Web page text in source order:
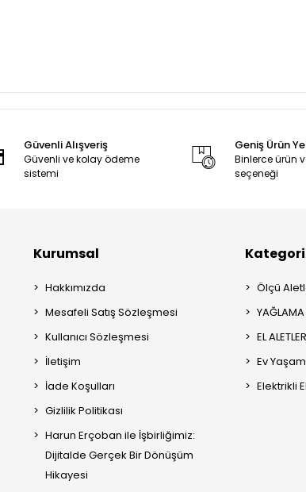
Güvenli Alışveriş
Güvenli ve kolay ödeme
sistemi
Geniş Ürün
Binlerce ürün
seçeneği
Kurumsal
Hakkımızda
Mesafeli Satış Sözleşmesi
Kullanıcı Sözleşmesi
İletişim
İade Koşulları
Gizlilik Politikası
Harun Erçoban ile İşbirliğimiz:
Dijitalde Gerçek Bir Dönüşüm
Hikayesi
Ölçü
YAĞLAMA
EL
Ev Yaşam
Elektrikli